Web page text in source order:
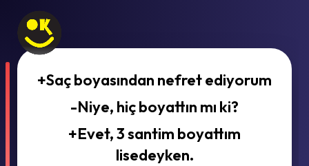
+Saç boyasından nefret ediyorum
-Niye, hiç boyattın mı ki?
+Evet, 3 santim boyattım
lisedeyken.